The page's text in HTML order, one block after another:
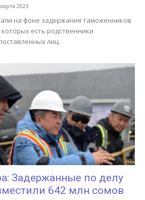
2023
на фоне задержания таможенников
есть родственники
лиц.
Задержанные по делу
642 млн сомов